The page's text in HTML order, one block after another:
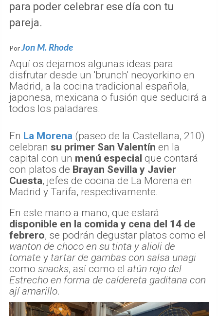
para poder celebrar ese día con tu
pareja.
PorJon M. Rhode
Aquí os dejamos algunas ideas para
disfrutar desde un 'brunch' neoyorkino en
Madrid, a la cocina tradicional española,
japonesa, mexicana o fusión que seducirá a
todos los paladares.
En La Morena (paseo de la Castellana, 210)
celebran su primer San Valentín en la
capital con un menú especial que contará
con platos de Brayan Sevilla y Javier
Cuesta, jefes de cocina de La Morena en
Madrid y Tarifa, respectivamente.
En este mano a mano, que estará
disponible en la comida y cena del 14 de
febrero, se podrán degustar platos como el
wanton de choco en su tinta y alioli de
tomate y tartar de gambas con salsa unagi
como snacks, así como el atún rojo del
Estrecho en forma de caldereta gaditana con
ají amarillo.